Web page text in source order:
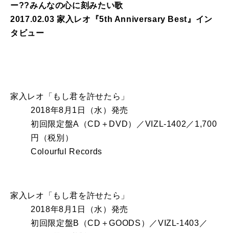
ー??みんなの心に刻みたい歌
2017.02.03 家入レオ『5th Anniversary Best』イン
タビュー
家入レオ「もし君を許せたら」
2018年8月1日（水）発売
初回限定盤A（CD＋DVD）／VIZL-1402／1,700
円（税別）
Colourful Records
家入レオ「もし君を許せたら」
2018年8月1日（水）発売
初回限定盤B（CD＋GOODS）／VIZL-1403／